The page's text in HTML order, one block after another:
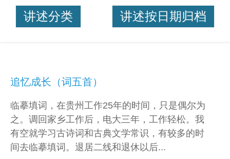
讲述分类 讲述按日期归档
追忆成长（词五首）
临摹填词，在贵州工作25年的时间，只是偶尔为
之。调回家乡工作后，电大三年，工作轻松。我
有空就学习古诗词和古典文学常识，有较多的时
间去临摹填词。退居二线和退休以后...